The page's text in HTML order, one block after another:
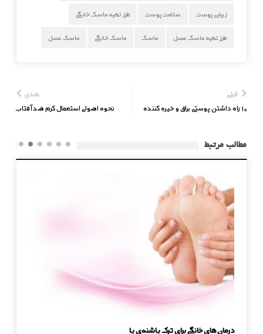
زیبایی پوست سلامت پوست طرز تهیه ماسک خانگی
طرز تهیه ماسک عسل ماسک ماسک خانگی ماسک عسل
قبلی
۱۰ راه داشتن پوستی براق و خیره کننده
بعدی
نحوه اصولی استعمال کرم ضد آفتاب
مطالب مرتبط
درمان‌های خانگی برای ترک پاشنه‌ی پا